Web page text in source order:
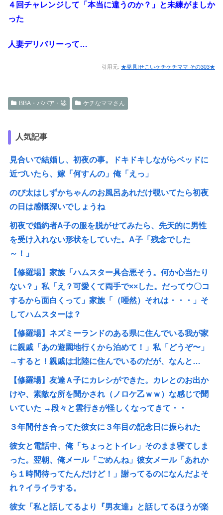
４回チャレンジして「本当に違うのか？」と未練がましか
った
人妻デリバリーって…
引用元: ★発見!せこいケチケチママ その303★
BBA・ババア・婆 ケチなママさん
人気記事
見合いで結婚し、初夜の事。ドキドキしながらベッドに
近づいたら、嫁「何すんの」俺「えっ」
のび太はしずかちゃんのお風呂あれだけ覗いてたら初夜
の日は感慨深いでしょうね
初夜で婚約者A子の服を脱がせてみたら、先天的に男性
を受け入れない形状をしていた。A子「残念でした
～！」
【修羅場】家族「ハムスター具合悪そう。何か心当たり
ない？」私「え？可愛くて両手で××した。だってウ〇コ
するから面白くって」家族「（唖然）それは・・・」そ
してハムスターは？
【修羅場】ネズミーランドのある県に住んでいる我が家
に親戚「あの遊園地行くから泊めて！」私「どうぞ〜」
→すると！親戚は北陸に住んでいるのだが、なんと…
【修羅場】友達Ａ子にカレシができた。カレとのお出か
けや、素敵な所を聞かされ（ノロケ乙ｗｗ）な感じで聞
いていた →段々と雲行きが怪しくなってきて・・
３年間付き合ってた彼女に３年目の記念日に振られた
彼女と電話中、俺「ちょっとトイレ」そのまま寝てしま
った。翌朝、俺メール「ごめんね」彼女メール「あれか
ら１時間待ってたんだけど！」謝ってるのになんだよそ
れ？イライラする。
彼女「私と話してるより『男友達』と話してるほうが楽